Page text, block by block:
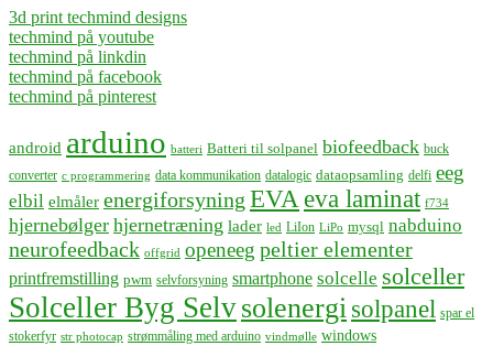
3d print techmind designs
techmind på youtube
techmind på linkdin
techmind på facebook
techmind på pinterest
android arduino batteri Batteri til solpanel biofeedback buck
converter c programmering data kommunikation datalogic dataopsamling delfi eeg
elbil elmåler energiforsyning EVA eva laminat f734
hjernebølger hjernetræning lader led LiIon LiPo mysql nabduino
neurofeedback offgrid openeeg peltier elementer
printfremstilling pwm selvforsyning smartphone solcelle solceller
Solceller Byg Selvsolenergisolpanel spar el
stokerfyr str photocap strømmåling med arduino vindmølle windows